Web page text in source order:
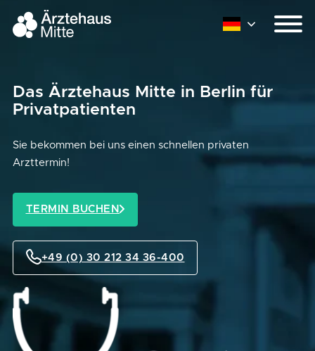
Das Ärztehaus Mitte in Berlin für
Privatpatienten
Sie bekommen bei uns einen schnellen privaten
Arzttermin!
TERMIN BUCHEN
+49 (0) 30 212 34 36-400